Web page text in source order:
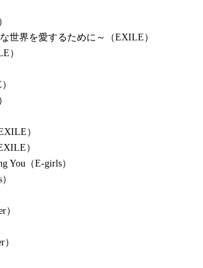
世界を愛するために～（EXILE）
）
）
）
You（E-girls）